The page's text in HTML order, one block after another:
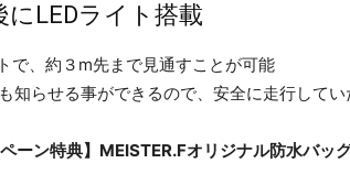
にLEDライト搭載
で、約３m先まで見通すことが可能
知らせる事ができるので、安全に走行して
ペーン特典】MEISTER.Fオリジナル防水バッ